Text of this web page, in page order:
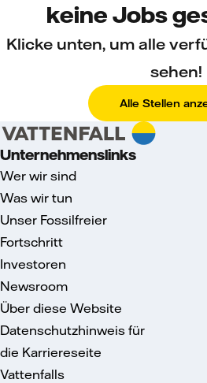
keine Jobs
Klicke unten, um alle
sehen!
Alle Stellen
Unternehmenslinks
Wer wir sind
Was wir tun
Unser Fossilfreier
Fortschritt
Investoren
Newsroom
Über diese Website
Datenschutzhinweis für
die Karriereseite
Vattenfalls